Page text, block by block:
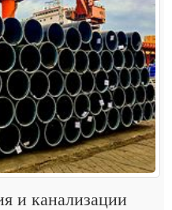
и канализации